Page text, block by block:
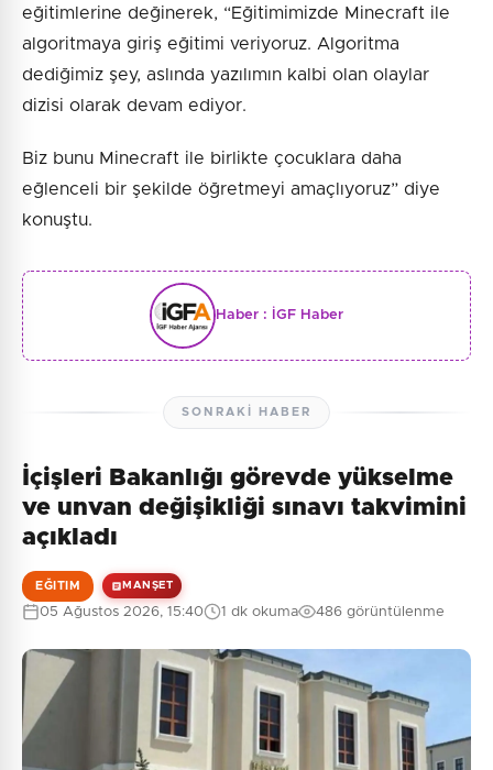
eğitimlerine değinerek, “Eğitimimizde Minecraft ile
algoritmaya giriş eğitimi veriyoruz. Algoritma
dediğimiz şey, aslında yazılımın kalbi olan olaylar
dizisi olarak devam ediyor.
Biz bunu Minecraft ile birlikte çocuklara daha
eğlenceli bir şekilde öğretmeyi amaçlıyoruz” diye
konuştu.
Haber : İGF Haber
SONRAKI HABER
İçişleri Bakanlığı görevde yükselme
ve unvan değişikliği sınavı takvimini
açıkladı
EĞITIM MANŞET
05 Ağustos 2026, 15:40 1 dk okuma 486 görüntülenme